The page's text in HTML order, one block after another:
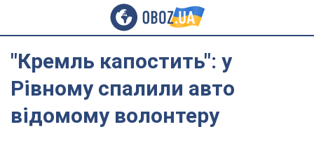
"Кремль капостить": у
Рівному спалили авто
відомому волонтеру